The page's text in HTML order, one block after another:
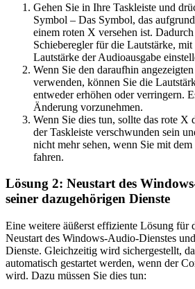
Gehen Sie in Ihre Taskleiste und
Symbol – Das Symbol, das
einem roten X versehen ist.
Schieberegler für die Lautstärke,
Lautstärke der Audioausgabe
Wenn Sie den daraufhin
verwenden, können Sie die
entweder erhöhen oder verringern.
Änderung vorzunehmen.
Wenn Sie dies tun, sollte das rote X
der Taskleiste verschwunden sein
nicht mehr sehen, wenn Sie mit
fahren.
Lösung 2: Neustart des
seiner dazugehörigen Dienste
Eine weitere äüßerst effiziente Lösung für
Neustart des Windows-Audio-Dienstes
Dienste. Gleichzeitig wird sichergestellt,
automatisch gestartet werden, wenn der
wird. Dazu müssen Sie dies tun: